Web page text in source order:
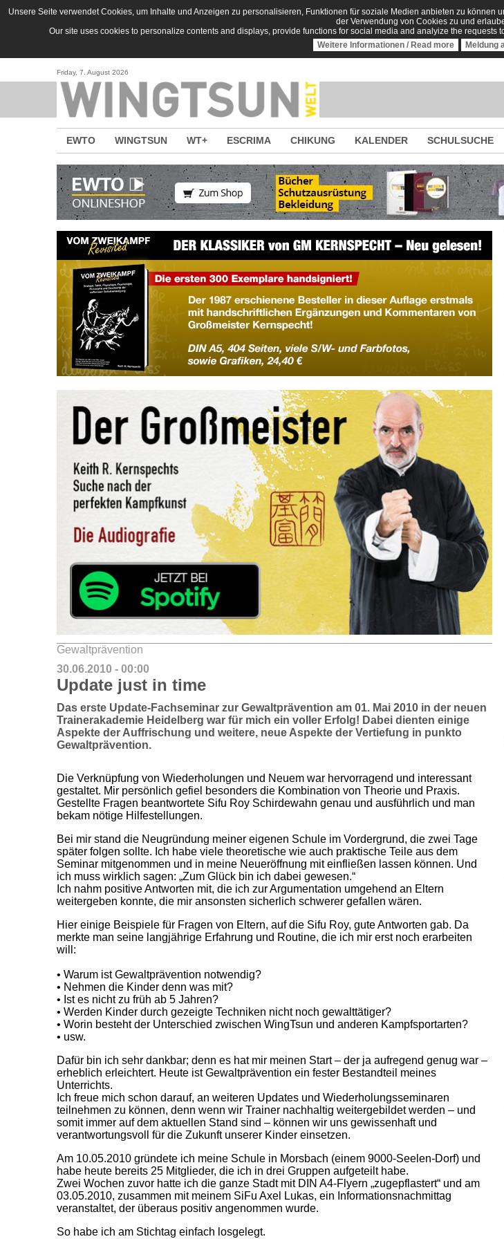
Direkt zum Inhalt
Unsere Seite verwendet Cookies, um Inhalte und Anzeigen zu personalisieren, Funktionen für soziale Medien anbieten zu
der Verwendung von Cookies zu und
Our site uses cookies to personalize contents and displays, provide functions for social media and analyize the
Weitere Informationen / Read more
Meldung
Friday, 7. August 2026
EWTO WINGTSUN WT+ ESCRIMA CHIKUNG KALENDER SCHULSUCHE
Gewaltprävention
30.06.2010 - 00:00
Update just in time
Das erste Update-Fachseminar zur Gewaltprävention am 01. Mai 2010 in der neuen
Trainerakademie Heidelberg war für mich ein voller Erfolg! Dabei dienten einige
Aspekte der Auffrischung und weitere, neue Aspekte der Vertiefung in punkto
Gewaltprävention.
Die Verknüpfung von Wiederholungen und Neuem war hervorragend und interessant
gestaltet. Mir persönlich gefiel besonders die Kombination von Theorie und Praxis.
Gestellte Fragen beantwortete Sifu Roy Schirdewahn genau und ausführlich und man
bekam nötige Hilfestellungen.
Bei mir stand die Neugründung meiner eigenen Schule im Vordergrund, die zwei Tage
später folgen sollte. Ich habe viele theoretische wie auch praktische Teile aus dem
Seminar mitgenommen und in meine Neueröffnung mit einfließen lassen können. Und
ich muss wirklich sagen: „Zum Glück bin ich dabei gewesen.“
Ich nahm positive Antworten mit, die ich zur Argumentation umgehend an Eltern
weitergeben konnte, die mir ansonsten sicherlich schwerer gefallen wären.
Hier einige Beispiele für Fragen von Eltern, auf die Sifu Roy, gute Antworten gab. Da
merkte man seine langjährige Erfahrung und Routine, die ich mir erst noch erarbeiten
will:
• Warum ist Gewaltprävention notwendig?
• Nehmen die Kinder denn was mit?
• Ist es nicht zu früh ab 5 Jahren?
• Werden Kinder durch gezeigte Techniken nicht noch gewalttätiger?
• Worin besteht der Unterschied zwischen WingTsun und anderen Kampfsportarten?
• usw.
Dafür bin ich sehr dankbar; denn es hat mir meinen Start – der ja aufregend genug war –
erheblich erleichtert. Heute ist Gewaltprävention ein fester Bestandteil meines
Unterrichts.
Ich freue mich schon darauf, an weiteren Updates und Wiederholungsseminaren
teilnehmen zu können, denn wenn wir Trainer nachhaltig weitergebildet werden – und
somit immer auf dem aktuellen Stand sind – können wir uns gewissenhaft und
verantwortungsvoll für die Zukunft unserer Kinder einsetzen.
Am 10.05.2010 gründete ich meine Schule in Morsbach (einem 9000-Seelen-Dorf) und
habe heute bereits 25 Mitglieder, die ich in drei Gruppen aufgeteilt habe.
Zwei Wochen zuvor hatte ich die ganze Stadt mit DIN A4-Flyern „zugepflastert“ und am
03.05.2010, zusammen mit meinem SiFu Axel Lukas, ein Informationsnachmittag
veranstaltet, der überaus positiv angenommen wurde.
So habe ich am Stichtag einfach losgelegt.